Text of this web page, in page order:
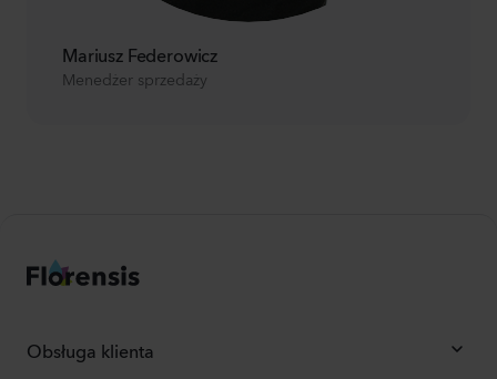
Mariusz Federowicz
Menedżer sprzedaży
Obsługa klienta